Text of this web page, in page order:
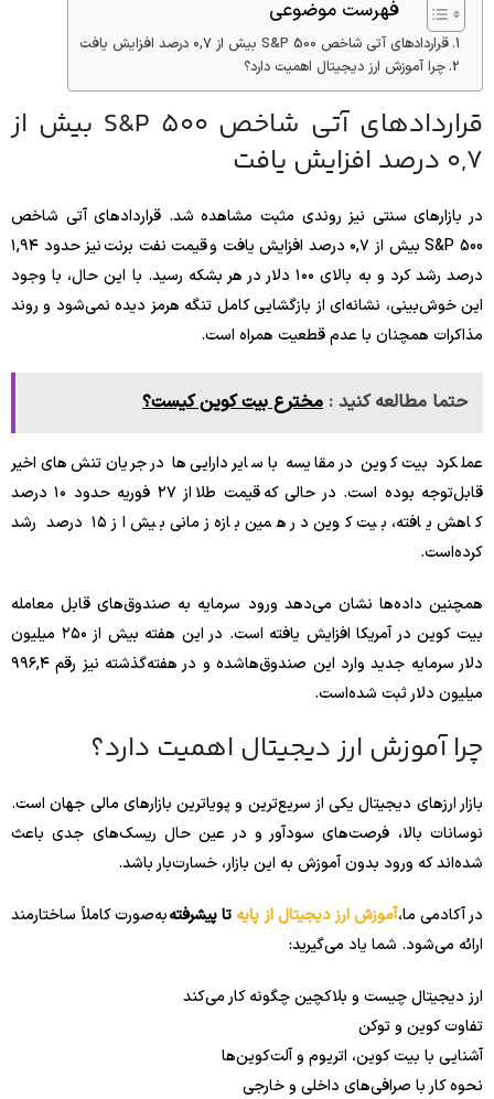
فهرست موضوعی
قراردادهای آتی شاخص S&P 500 بیش از ۰,۷ درصد افزایش یافت
چرا آموزش ارز دیجیتال اهمیت دارد؟
قراردادهای آتی شاخص S&P 500 بیش از
۰,۷ درصد افزایش یافت
در بازارهای سنتی نیز روندی مثبت مشاهده شد. قراردادهای آتی شاخص
S&P 500 بیش از ۰,۷ درصد افزایش یافت و قیمت نفت برنت نیز حدود ۱,۹۴
درصد رشد کرد و به بالای ۱۰۰ دلار در هر بشکه رسید. با این حال، با وجود
این خوش‌بینی، نشانه‌ای از بازگشایی کامل تنگه هرمز دیده نمی‌شود و روند
مذاکرات همچنان با عدم قطعیت همراه است.
حتما مطالعه کنید : مخترع بیت کوین کیست؟
عملکرد بیت کوین در مقایسه با سایر دارایی‌ها در جریان تنش‌های اخیر
قابل‌توجه بوده است. در حالی که قیمت طلا از ۲۷ فوریه حدود ۱۰ درصد
کاهش یافته، بیت کوین در همین بازه زمانی بیش از ۱۵ درصد رشد
کرده‌است.
همچنین داده‌ها نشان می‌دهد ورود سرمایه به صندوق‌های قابل معامله
بیت کوین در آمریکا افزایش یافته است. در این هفته بیش از ۲۵۰ میلیون
دلار سرمایه جدید وارد این صندوق‌ها‌شده و در هفته‌گذشته نیز رقم ۹۹۶,۴
میلیون دلار ثبت شده‌است.
چرا آموزش ارز دیجیتال اهمیت دارد؟
بازار ارزهای دیجیتال یکی از سریع‌ترین و پویاترین بازارهای مالی جهان است.
نوسانات بالا، فرصت‌های سودآور و در عین حال ریسک‌های جدی باعث
شده‌اند که ورود بدون آموزش به این بازار، خسارت‌بار باشد.
در آکادمی ما،آموزش ارز دیجیتال از پایه تا پیشرفتهبه‌صورت کاملاً ساختارمند
ارائه می‌شود. شما یاد می‌گیرید:
ارز دیجیتال چیست و بلاکچین چگونه کار می‌کند
تفاوت کوین و توکن
آشنایی با بیت کوین، اتریوم و آلت‌کوین‌ها
نحوه کار با صرافی‌های داخلی و خارجی